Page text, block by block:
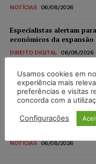
NOTÍCIAS 06/08/2026
Especialistas alertam
econômicos da
DIREITO DIGITAL 06/08/2026
TSE reforça que
invioláveis após
NOTÍCIAS 06/08/2026
STF inicia julgamento
NOTÍCIAS 06/08/2026
Usamos cookies em
experiência mais
preferências e visitas
concorda com a
Configurações